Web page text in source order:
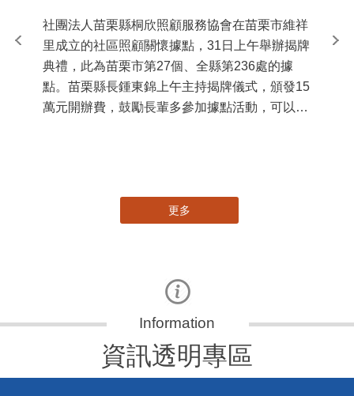
社團法人苗栗縣桐欣照顧服務協會在苗栗市維祥
里成立的社區照顧關懷據點，31日上午舉辦揭牌
典禮，此為苗栗市第27個、全縣第236處的據
點。苗栗縣長鍾東錦上午主持揭牌儀式，頒發15
萬元開辦費，鼓勵長輩多參加據點活動，可以更
苗
更多
資訊透明專區